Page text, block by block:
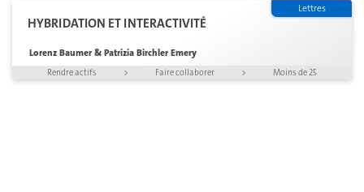
HYBRIDATION ET INTERACTIVITÉ
Lorenz Baumer & Patrizia Birchler Emery
Lettres
Rendre actifs > Faire collaborer > Moins de 25